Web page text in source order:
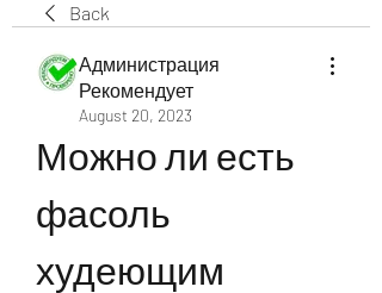
Back
Администрация
Рекомендует
August 20, 2023
Можно ли есть
фасоль
худеющим